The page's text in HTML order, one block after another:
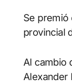
Se premió
provincial
Al cambio
Alexander